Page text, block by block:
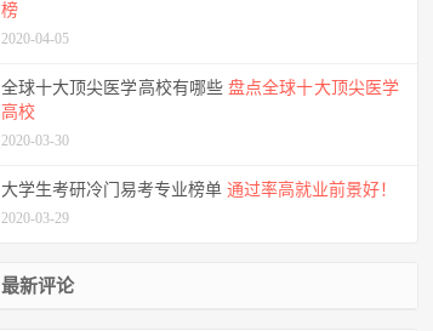
榜
2020-04-05
全球十大顶尖医学高校有哪些 盘点全球十大顶尖医学
高校
2020-03-30
大学生考研冷门易考专业榜单 通过率高就业前景好！
2020-03-29
最新评论